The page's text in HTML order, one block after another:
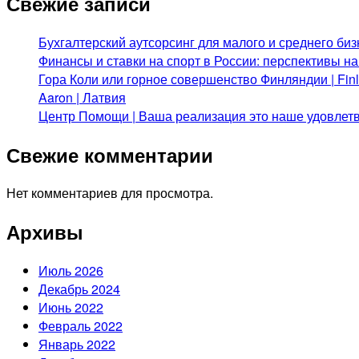
Бухгалтерский аутсорсинг для малого и среднего
Финансы и ставки на спорт в России: перспективы
Гора Коли или горное совершенство Финляндии |
Aaron | Латвия
Центр Помощи | Ваша реализация это наше
Свежие комментарии
Нет комментариев для просмотра.
Архивы
Июль 2026
Декабрь 2024
Июнь 2022
Февраль 2022
Январь 2022